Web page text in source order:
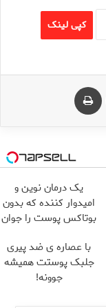
کپی لینک
اشتراک گذاری از طریق ایمیل
یک درمان نوین و
امیدوار کننده که بدون
بوتاکس پوست را جوان
با عصاره ی ضد پیری
جلبک پوستت همیشه
جوونه!